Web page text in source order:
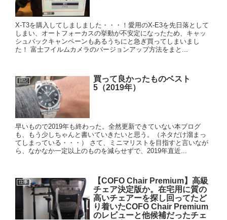
X-T3を購入してしましました・・・！愛用のX-E3を先日落として
しまい、オートフォーカスの挙動が不安定になったため、キャッ
シュバックキャンペーンもあるうちにと急ぎ買ってしまいまし
た！ 富士フイルムカメラのバージョンアップ方法をまと...
日記
買って良かったものベスト
5（2019年）
早いもので2019年も終わった。全然更新できていない本ブログ
も、もう少しちゃんと書いていきたいと思う。（ネタだけ溜まっ
てしまっている・・・） さて、ミニマリストを目指すと言いなが
ら、なかなか一定以上のものを減らせずで、2019年直近...
仕事
【COFO Chair Premium】高級
チェア決定版か。在宅用に質の
高いチェアーを探し回ってたど
り着いたCOFO Chair Premium
のレビューと他候補だったチェ